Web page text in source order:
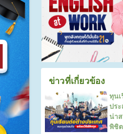
ข่าวที่เกี่ยวข้อง
ทุนเ
ปร
น่า
พิชิ